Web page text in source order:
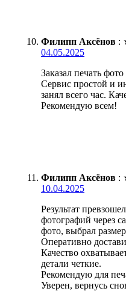
Филипп Аксёнов :
04.05.2025
Заказал печать
Сервис простой и
занял всего час.
Рекомендую всем!
Филипп Аксёнов :
10.04.2025
Результат
фотографий через
фото, выбрал
Оперативно
Качество
детали четкие.
Рекомендую для
Уверен, вернусь